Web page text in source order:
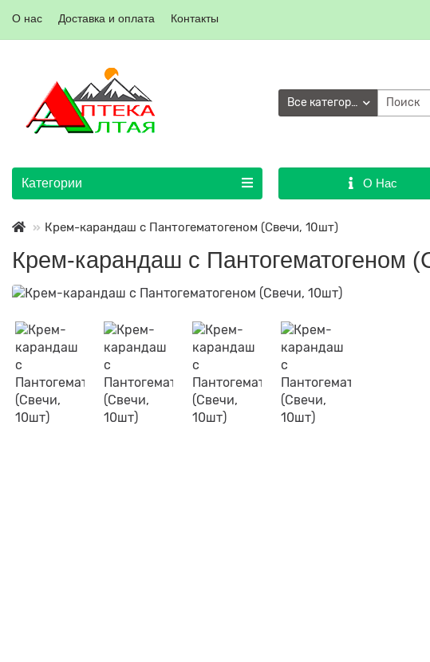
О нас Доставка и оплата Контакты
Все категории
Категории О Нас
Крем-карандаш с Пантогематогеном (Свечи, 10шт)
Крем-карандаш с Пантогематогеном